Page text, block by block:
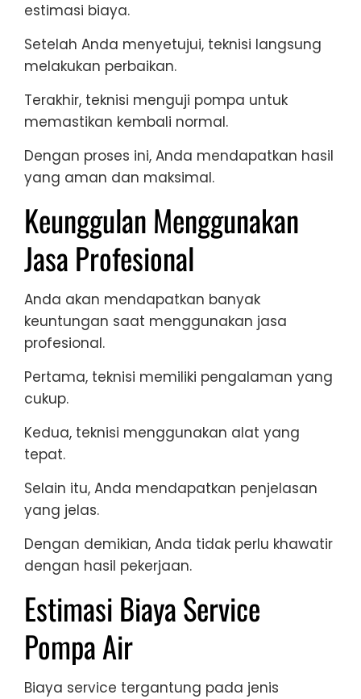
estimasi biaya.
Setelah Anda menyetujui, teknisi langsung
melakukan perbaikan.
Terakhir, teknisi menguji pompa untuk
memastikan kembali normal.
Dengan proses ini, Anda mendapatkan hasil
yang aman dan maksimal.
Keunggulan Menggunakan
Jasa Profesional
Anda akan mendapatkan banyak
keuntungan saat menggunakan jasa
profesional.
Pertama, teknisi memiliki pengalaman yang
cukup.
Kedua, teknisi menggunakan alat yang
tepat.
Selain itu, Anda mendapatkan penjelasan
yang jelas.
Dengan demikian, Anda tidak perlu khawatir
dengan hasil pekerjaan.
Estimasi Biaya Service
Pompa Air
Biaya service tergantung pada jenis